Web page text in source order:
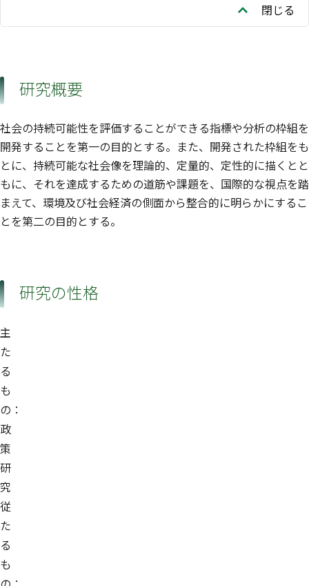
閉じる
研究概要
社会の持続可能性を評価することができる指標や分析の枠組を
開発することを第一の目的とする。また、開発された枠組をも
とに、持続可能な社会像を理論的、定量的、定性的に描くとと
もに、それを達成するための道筋や課題を、国際的な視点を踏
まえて、環境及び社会経済の側面から整合的に明らかにするこ
とを第二の目的とする。
研究の性格
主
た
る
も
の：
政
策
研
究
従
た
る
も